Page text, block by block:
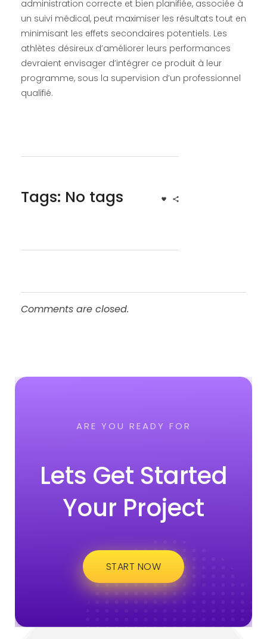
administration correcte et bien planifiée, associée à
un suivi médical, peut maximiser les résultats tout en
minimisant les effets secondaires potentiels. Les
athlètes désireux d’améliorer leurs performances
devraient envisager d’intégrer ce produit à leur
programme, sous la supervision d’un professionnel
qualifié.
Tags: No tags
Comments are closed.
ARE YOU READY FOR
Lets Get Started
Your Project
START NOW